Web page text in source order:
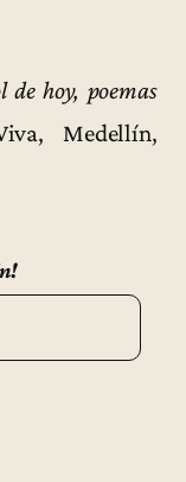
de hoy, poemas
Medellín,